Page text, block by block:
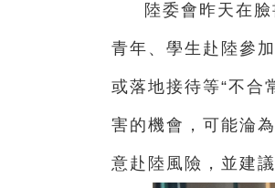
陸委會昨天在
青年、學生赴陸參
或落地接待等“不合
害的機會，可能淪
意赴陸風險，並建